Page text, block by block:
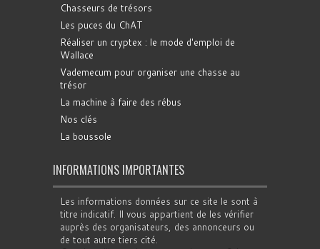
Chasseurs de trésors
Les puces du ChAT
Réaliser un cryptex : le mode d'emploi de
Wallace
Vademecum pour organiser une chasse au
trésor
La machine à faire des rébus
Nos clés
La boussole
INFORMATIONS IMPORTANTES
Les informations données sur ce site le sont à
titre indicatif. Il vous appartient de les vérifier
auprès des organisateurs, des annonceurs ou
de tout autre tiers cité.